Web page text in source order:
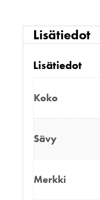
Lisätiedot
Lisätiedot
Koko
Sävy
Merkki